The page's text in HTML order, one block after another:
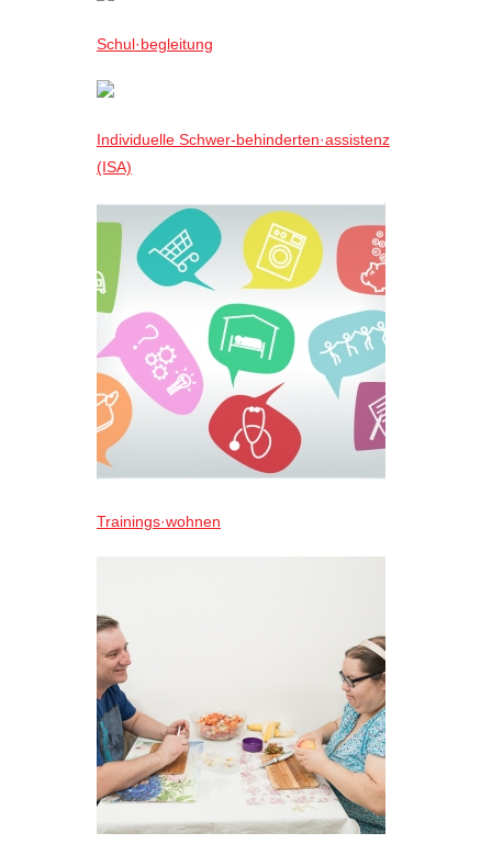
Schul·begleitung
Individuelle Schwer-behinderten·assistenz
(ISA)
Trainings·wohnen